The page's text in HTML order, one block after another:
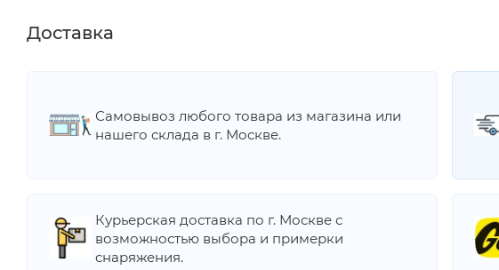
Доставка
Самовывоз любого товара из магазина или
нашего склада в г. Москве.
Курьерская доставка по г. Москве с
возможностью выбора и примерки
снаряжения.